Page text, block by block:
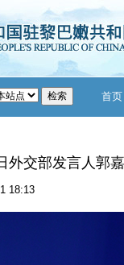
首页
外交部发言人郭
18:13